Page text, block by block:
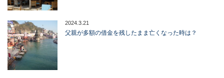
2024.3.21
父親が多額の借金を残したまま亡くなった時は？